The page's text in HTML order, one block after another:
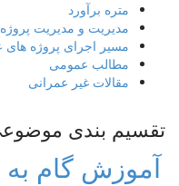
متره برآورد
مدیریت و مدیریت
مسیر اجرای پروژه های
مطالب عمومی
مقالات غیر عمرانی
تقسیم بندی
آموزش گام به